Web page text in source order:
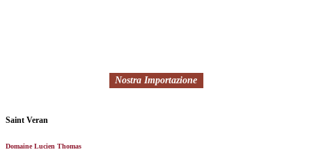
Nostra Importazione
Saint Veran
Domaine Lucien Thomas